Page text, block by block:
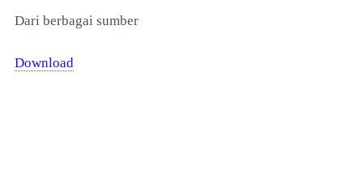
Dari berbagai sumber
Download